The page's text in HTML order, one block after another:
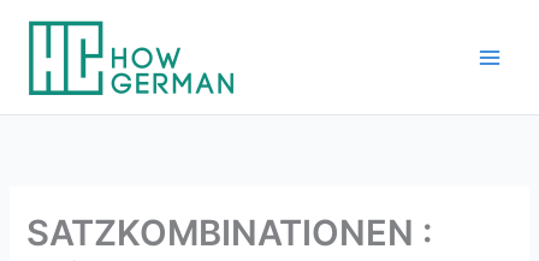
content
SATZKOMBINATIONEN :